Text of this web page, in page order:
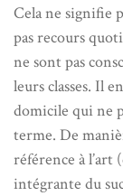
Cela ne signifie
pas recours
ne sont pas
leurs classes. Il
domicile qui ne
terme. De
référence à l’art
intégrante du